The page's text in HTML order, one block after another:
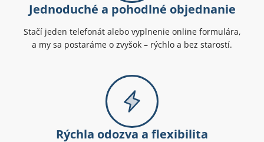
Jednoduché a pohodlné objednanie
Stačí jeden telefonát alebo vyplnenie online formulára,
a my sa postaráme o zvyšok – rýchlo a bez starostí.
Rýchla odozva a flexibilita